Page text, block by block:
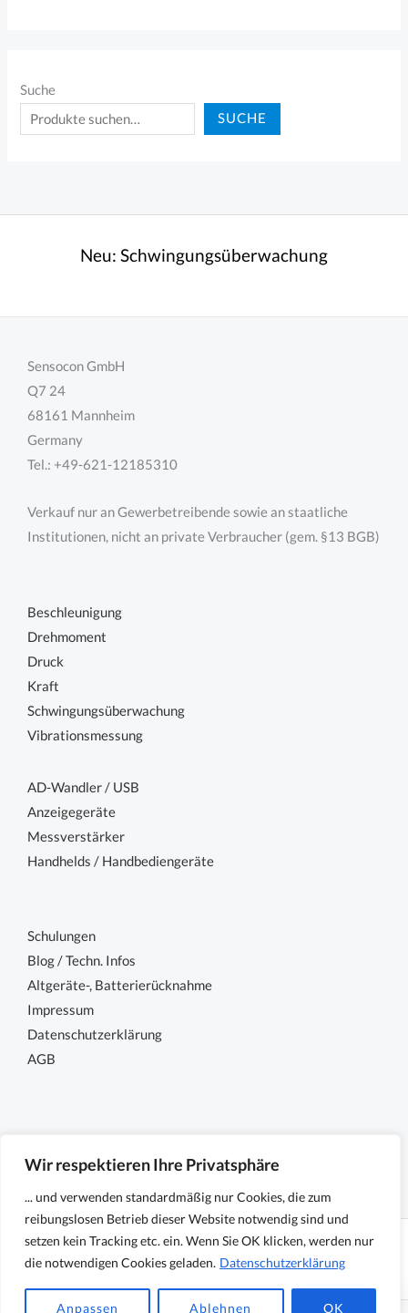
Wir respektieren Ihre Privatsphäre
... und verwenden standardmäßig nur Cookies, die zum
reibungslosen Betrieb dieser Website notwendig sind und
setzen kein Tracking etc. ein. Wenn Sie OK klicken, werden nur
die notwendigen Cookies geladen. Datenschutzerklärung
Anpassen Ablehnen OK
Suche
SUCHE
Neu: Schwingungsüberwachung
Sensocon GmbH
Q7 24
68161 Mannheim
Germany
Tel.: +49-621-12185310
Verkauf nur an Gewerbetreibende sowie an staatliche
Institutionen, nicht an private Verbraucher (gem. §13 BGB)
Beschleunigung
Drehmoment
Druck
Kraft
Schwingungsüberwachung
Vibrationsmessung
AD-Wandler / USB
Anzeigegeräte
Messverstärker
Handhelds / Handbediengeräte
Schulungen
Blog / Techn. Infos
Altgeräte-, Batterierücknahme
Impressum
Datenschutzerklärung
AGB
Copyright © 2026 Sensocon GmbH - Sensoren und
Messtechnik
Powered by Sensocon GmbH - Sensoren und Messtechnik